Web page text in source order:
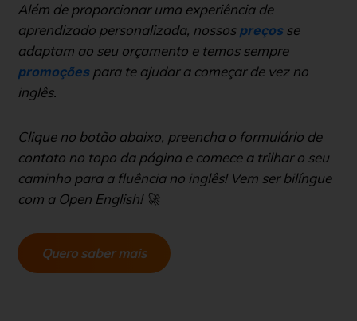
Além de proporcionar uma experiência de
aprendizado personalizada, nossos preçosse
adaptam ao seu orçamento e temos sempre
promoçõespara te ajudar a começar de vez no
inglês.
Clique no botão abaixo, preencha o formulário de
contato no topo da página e comece a trilhar o seu
caminho para a fluência no inglês! Vem ser bilíngue
com a Open English! 🚀
Quero saber mais